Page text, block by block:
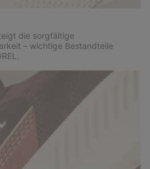
die sorgfältige
– wichtige Bestandteile